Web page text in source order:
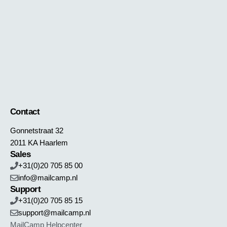
Contact
Gonnetstraat 32
2011 KA Haarlem
Sales
+31(0)20 705 85 00
info@mailcamp.nl
Support
+31(0)20 705 85 15
support@mailcamp.nl
MailCamp Helpcenter